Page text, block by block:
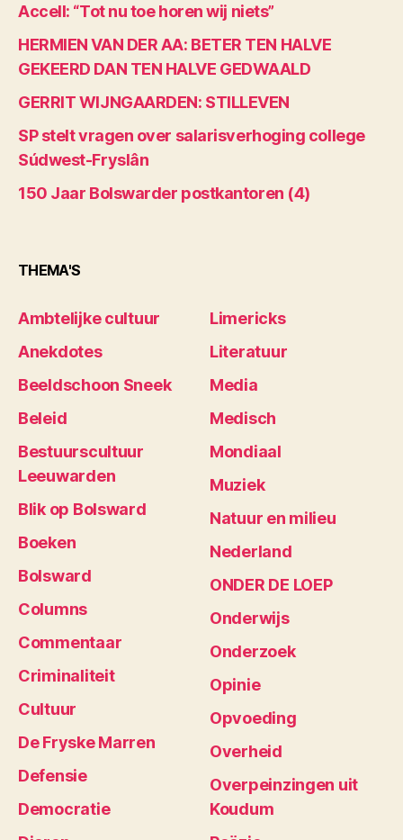
Accell: “Tot nu toe horen wij niets”
HERMIEN VAN DER AA: BETER TEN HALVE
GEKEERD DAN TEN HALVE GEDWAALD
GERRIT WIJNGAARDEN: STILLEVEN
SP stelt vragen over salarisverhoging college
Súdwest-Fryslân
150 Jaar Bolswarder postkantoren (4)
THEMA'S
Ambtelijke cultuur
Anekdotes
Beeldschoon Sneek
Beleid
Bestuurscultuur
Leeuwarden
Blik op Bolsward
Boeken
Bolsward
Columns
Commentaar
Criminaliteit
Cultuur
De Fryske Marren
Defensie
Democratie
Limericks
Literatuur
Media
Medisch
Mondiaal
Muziek
Natuur en milieu
Nederland
ONDER DE LOEP
Onderwijs
Onderzoek
Opinie
Opvoeding
Overheid
Overpeinzingen uit
Koudum